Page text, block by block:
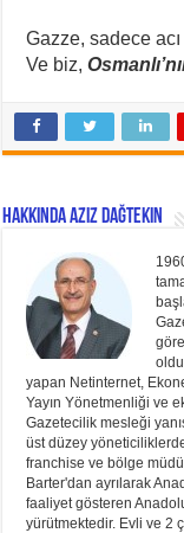
Gazze, sadece
Ve biz,
Hakkında Aziz Dağtekin
yapan Netinternet,
Yayın Yönetmenliği ve
Gazetecilik mesleği
üst düzey
franchise ve bölge
Barter'dan ayrılarak
faaliyet gösteren
yürütmektedir. Evli ve 2